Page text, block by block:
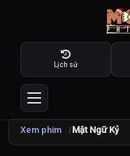
Lịch sử
Xem phim Mật Ngữ Kỷ